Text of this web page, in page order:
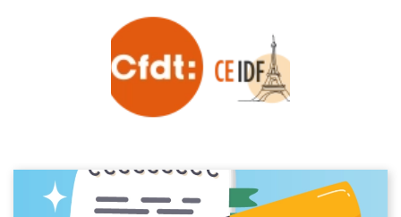
Skip to main content